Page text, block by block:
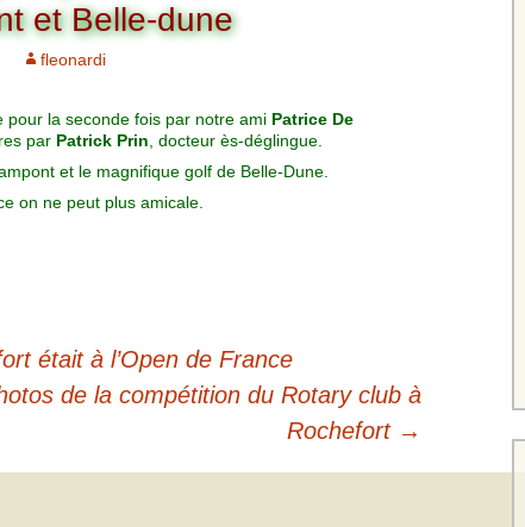
pour les joueurs
équipes
Coupe de Paris Dames
Championnat interclubs
Dames
Equipe Mid-Amateurs
Dames
et Belle-dune
fleonardi
pour la seconde fois par notre ami Patrice De
par Patrick Prin , docteur ès-déglingue.
et le magnifique golf de Belle-Dune.
on ne peut plus amicale.
était à l’Open de France
de la compétition du Rotary club à
Rochefort →